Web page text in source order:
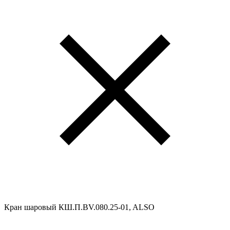
Кран шаровый КШ.П.BV.080.25-01, ALSO